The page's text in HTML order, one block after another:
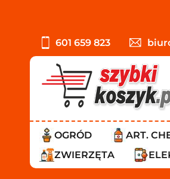
601 659 823
OGRÓD ART.
ZWIERZĘTA